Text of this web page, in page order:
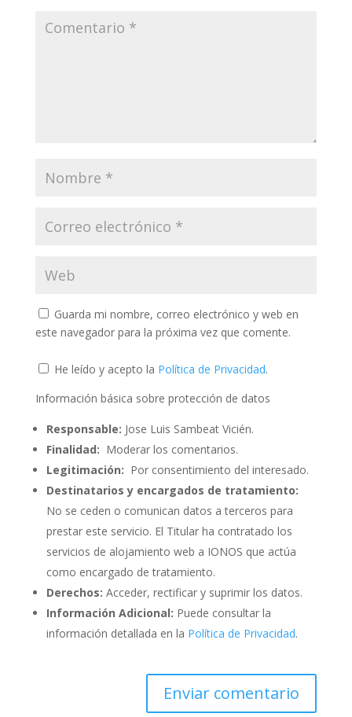
Guarda mi nombre, correo electrónico y web en
este navegador para la próxima vez que comente.
He leído y acepto la Política de Privacidad.
Información básica sobre protección de datos
Responsable: Jose Luis Sambeat Vicién.
Finalidad: Moderar los comentarios.
Legitimación: Por consentimiento del interesado.
Destinatarios y encargados de tratamiento:
No se ceden o comunican datos a terceros para
prestar este servicio. El Titular ha contratado los
servicios de alojamiento web a IONOS que actúa
como encargado de tratamiento.
Derechos: Acceder, rectificar y suprimir los datos.
Información Adicional: Puede consultar la
información detallada en la Política de Privacidad.